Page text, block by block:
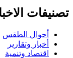
تصنيفات
أحوال الطقس
أخبار وتقارير
اقتصاد وتنمية